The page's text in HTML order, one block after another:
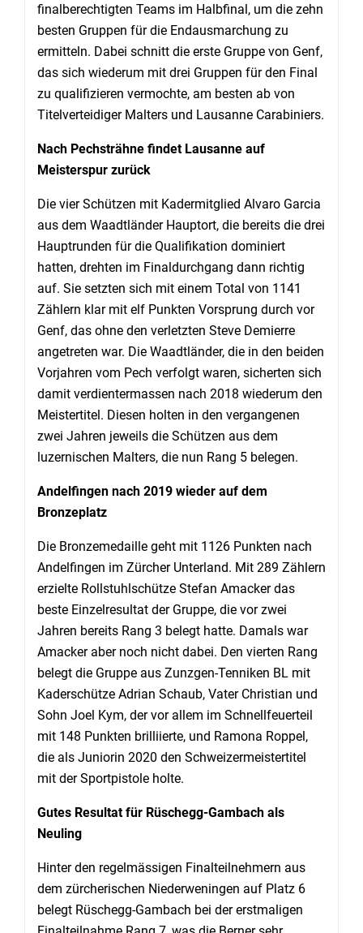
finalberechtigten Teams im Halbfinal, um die zehn
besten Gruppen für die Endausmarchung zu
ermitteln. Dabei schnitt die erste Gruppe von Genf,
das sich wiederum mit drei Gruppen für den Final
zu qualifizieren vermochte, am besten ab von
Titelverteidiger Malters und Lausanne Carabiniers.
Nach Pechsträhne findet Lausanne auf
Meisterspur zurück
Die vier Schützen mit Kadermitglied Alvaro Garcia
aus dem Waadtländer Hauptort, die bereits die drei
Hauptrunden für die Qualifikation dominiert
hatten, drehten im Finaldurchgang dann richtig
auf. Sie setzten sich mit einem Total von 1141
Zählern klar mit elf Punkten Vorsprung durch vor
Genf, das ohne den verletzten Steve Demierre
angetreten war. Die Waadtländer, die in den beiden
Vorjahren vom Pech verfolgt waren, sicherten sich
damit verdientermassen nach 2018 wiederum den
Meistertitel. Diesen holten in den vergangenen
zwei Jahren jeweils die Schützen aus dem
luzernischen Malters, die nun Rang 5 belegen.
Andelfingen nach 2019 wieder auf dem
Bronzeplatz
Die Bronzemedaille geht mit 1126 Punkten nach
Andelfingen im Zürcher Unterland. Mit 289 Zählern
erzielte Rollstuhlschütze Stefan Amacker das
beste Einzelresultat der Gruppe, die vor zwei
Jahren bereits Rang 3 belegt hatte. Damals war
Amacker aber noch nicht dabei. Den vierten Rang
belegt die Gruppe aus Zunzgen-Tenniken BL mit
Kaderschütze Adrian Schaub, Vater Christian und
Sohn Joel Kym, der vor allem im Schnellfeuerteil
mit 148 Punkten brilliierte, und Ramona Roppel,
die als Juniorin 2020 den Schweizermeistertitel
mit der Sportpistole holte.
Gutes Resultat für Rüschegg-Gambach als
Neuling
Hinter den regelmässigen Finalteilnehmern aus
dem zürcherischen Niederweningen auf Platz 6
belegt Rüschegg-Gambach bei der erstmaligen